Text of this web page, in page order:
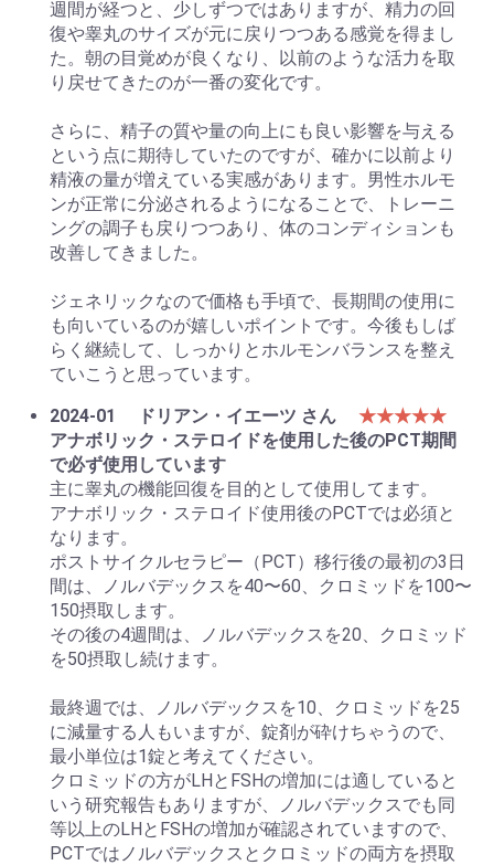
週間が経つと、少しずつではありますが、精力の回
復や睾丸のサイズが元に戻りつつある感覚を得まし
た。朝の目覚めが良くなり、以前のような活力を取
り戻せてきたのが一番の変化です。
さらに、精子の質や量の向上にも良い影響を与える
という点に期待していたのですが、確かに以前より
精液の量が増えている実感があります。男性ホルモ
ンが正常に分泌されるようになることで、トレーニ
ングの調子も戻りつつあり、体のコンディションも
改善してきました。
ジェネリックなので価格も手頃で、長期間の使用に
も向いているのが嬉しいポイントです。今後もしば
らく継続して、しっかりとホルモンバランスを整え
ていこうと思っています。
2024-01
ドリアン・イエーツ さん
★★★★★
アナボリック・ステロイドを使用した後のPCT期間
で必ず使用しています
主に睾丸の機能回復を目的として使用してます。
アナボリック・ステロイド使用後のPCTでは必須と
なります。
ポストサイクルセラピー（PCT）移行後の最初の3日
間は、ノルバデックスを40〜60、クロミッドを100〜
150摂取します。
その後の4週間は、ノルバデックスを20、クロミッド
を50摂取し続けます。
最終週では、ノルバデックスを10、クロミッドを25
に減量する人もいますが、錠剤が砕けちゃうので、
最小単位は1錠と考えてください。
クロミッドの方がLHとFSHの増加には適していると
いう研究報告もありますが、ノルバデックスでも同
等以上のLHとFSHの増加が確認されていますので、
PCTではノルバデックスとクロミッドの両方を摂取